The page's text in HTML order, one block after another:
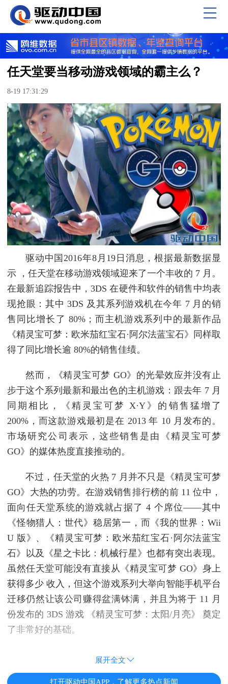
任天堂要当移动游戏领域的霸主么？
8-19 17:31:29
驱动中国2016年8月19日消息，根据最新数据显
示 ，任天堂在移动游戏领域迎来了一个丰收的 7 月。
在最新追踪报告中，3DS 在硬件和软件的销售中均表
现抢眼：其中 3DS 及其系列游戏机在今年 7 月的销
售同比增长了 80%；而主机游戏系列中的最新作品
《精灵宝可梦：欧米茄红宝石·阿尔法蓝宝石》同样取
得了同比增长逾 80%的销售佳绩。
然而，《精灵宝可梦 GO》的光晕效应并没有止
步于这个系列最新和最出色的主机游戏：跟去年 7 月
同期相比，《精灵宝可梦 X·Y》的销售猛增了
200%，而这款游戏最初是在 2013 年 10 月发布的。
市场研究公司表示，这些销售是由《精灵宝可梦
GO》的媒体热度直接推动的。
不过，任天堂的火热 7 月并不只是《精灵宝可梦
GO》大热的功劳。在游戏销售排行榜的前 11 位中，
面向任天堂系统的游戏就占据了 4 个席位——其中
《怪物猎人：世代》稳居第一，而《我的世界：Wii
U 版》、《精灵宝可梦：欧米茄红宝石·阿尔法蓝宝
石》以及《星之卡比：机械行星》也都有突出表现。
虽然任天堂可能没有直接从《精灵宝可梦 GO》身上
获得多少 收入，但这个游戏系列大举向智能手机平台
迁移仍然让该公司赚得盆满钵满，并且为将于 11 月
份发布的 3DS 游戏 《精灵宝可梦：太阳/月亮》 奠定
了非常好的基础。
展开全文
打开驱动中国APP，了解更多热点新闻